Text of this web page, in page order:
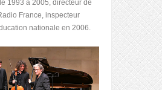
1993 à 2005, directeur de
France, inspecteur
nationale en 2006.